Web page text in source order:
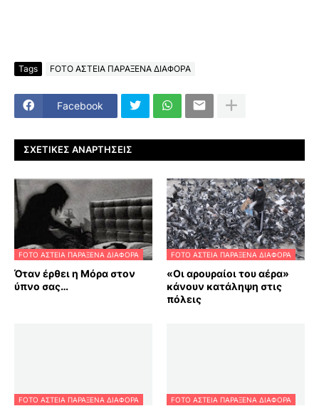
Tags FOTO ΑΣΤΕΙΑ ΠΑΡΑΞΕΝΑ ΔΙΑΦΟΡΑ
Facebook
ΣΧΕΤΙΚΈΣ ΑΝΑΡΤΉΣΕΙΣ
FOTO ΑΣΤΕΙΑ ΠΑΡΑΞΕΝΑ ΔΙΑΦΟΡΑ
Όταν έρθει η Μόρα στον
ύπνο σας…
FOTO ΑΣΤΕΙΑ ΠΑΡΑΞΕΝΑ ΔΙΑΦΟΡΑ
«Οι αρουραίοι του αέρα»
κάνουν κατάληψη στις
πόλεις
FOTO ΑΣΤΕΙΑ ΠΑΡΑΞΕΝΑ ΔΙΑΦΟΡΑ FOTO ΑΣΤΕΙΑ ΠΑΡΑΞΕΝΑ ΔΙΑΦΟΡΑ